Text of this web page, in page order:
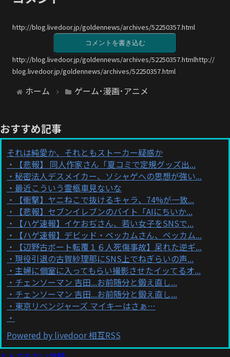
http://blog.livedoor.jp/goldennews/archives/52250357.html
コメントを書き込む
http://blog.livedoor.jp/goldennews/archives/52250357.htmlhttp://
blog.livedoor.jp/goldennews/archives/52250357.html
ホーム ゲーム･漫画･アニメ
おすすめ記事
それは純愛か、それともストーカー疑惑か
【悲報】 同人作家さん「夏コミで定規グッズ出...
秘密法人デスメイカー、ソシャゲへの思想が強い...
最近こういう霊柩車見ないな
【衝撃】ヤニねこで抜けるキャラ、74%が一致...
【悲報】セブンイレブンのバイト「AIにちいか...
【ハゲ速報】イケおぢさん、若い女子をSNSで...
【ハゲ速報】デビッド・ベッカムさん、ベッカム...
【辺野古ボート転覆１６人死傷事故】呆れた逆ギ...
現役引退の古賀紗理那にSNS上でねぎらいの声...
主婦に個室に入ってもらい撮影させたイッてるオ...
チェンソーマン 吉田...お前随分と鍛え直し...
チェンソーマン 吉田...お前随分と鍛え直し...
東京リベンジャーズ マイキーはさぁ…
Powered by livedoor 相互RSS